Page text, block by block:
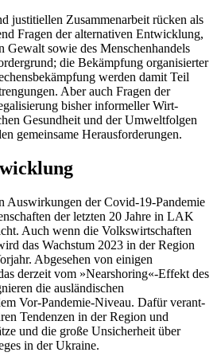
justitiellen Zusammenarbeit rücken als
Fragen der alternativen Entwicklung,
Gewalt sowie des Menschenhandels
die Bekämpfung organisierter
werden damit Teil
Aber auch Fragen der
bisher informeller Wirt­
Gesundheit und der Umweltfolgen
gemeinsame Herausforderungen.
Auswirkungen der Covid-19-Pandemie
der letzten 20 Jahre in LAK
Auch wenn die Volkswirtschaften
das Wachstum 2023 in der Region
Abgesehen von einigen
derzeit vom »Nearshoring«-Effekt des
die ausländischen
Vor-Pandemie-Niveau. Dafür verant­
Ten­denzen in der Region und
und die große Unsicher­heit über
in der Ukraine.